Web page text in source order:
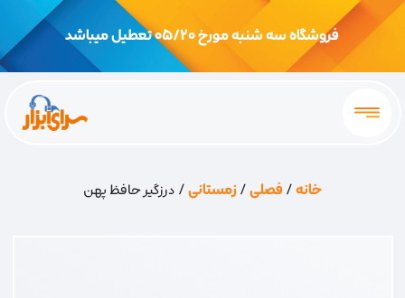
فروشگاه سه شنبه مورخ 05/20 تعطیل میباشد
خانه/فصلی/زمستانی/ درزگیر حافظ پهن